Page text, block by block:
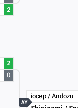
2
2
0
iocep / Andozu
AY